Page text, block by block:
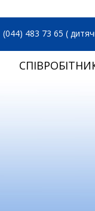
(044) 483 73 65 (